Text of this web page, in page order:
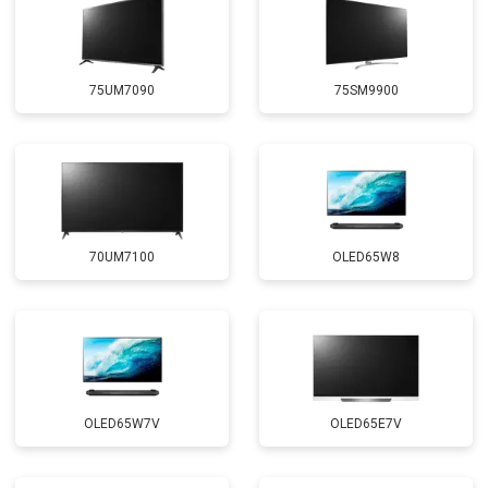
75UM7090 75SM9900
70UM7100 OLED65W8
OLED65W7V OLED65E7V